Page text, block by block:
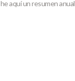
aquí un resumen anual